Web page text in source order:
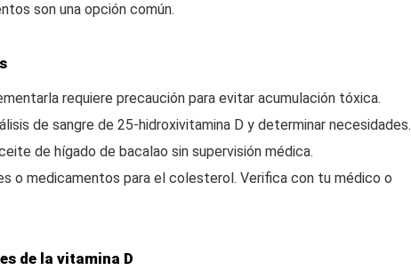
son una opción común.
requiere precaución para evitar acumulación tóxica.
de sangre de 25-hidroxivitamina D y determinar necesidades.
de hígado de bacalao sin supervisión médica.
o medicamentos para el colesterol. Verifica con tu médico o
de la vitamina D